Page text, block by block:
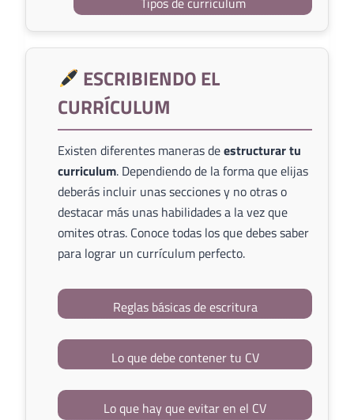
ESCRIBIENDO EL
CURRÍCULUM
Existen diferentes maneras deestructurar tu
curriculum. Dependiendo de la forma que elijas
deberás incluir unas secciones y no otras o
destacar más unas habilidades a la vez que
omites otras. Conoce todas los que debes saber
para lograr un currículum perfecto.
Reglas básicas de escritura
Lo que debe contener tu CV
Lo que hay que evitar en el CV